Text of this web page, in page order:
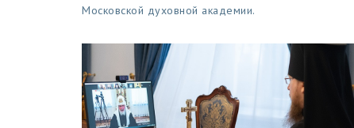
Московской духовной академии.